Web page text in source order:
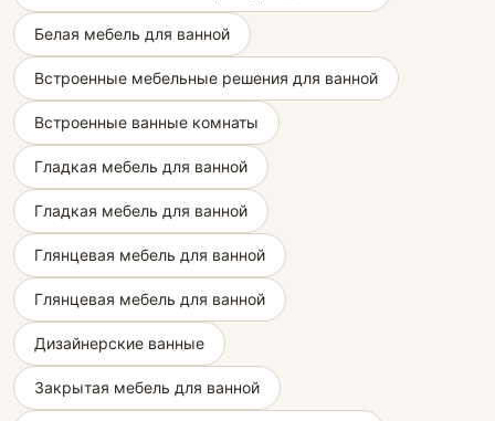
Белая мебель для ванной
Встроенные мебельные решения для ванной
Встроенные ванные комнаты
Гладкая мебель для ванной
Гладкая мебель для ванной
Глянцевая мебель для ванной
Глянцевая мебель для ванной
Дизайнерские ванные
Закрытая мебель для ванной